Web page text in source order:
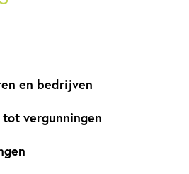
en bedrijven
vergunningen